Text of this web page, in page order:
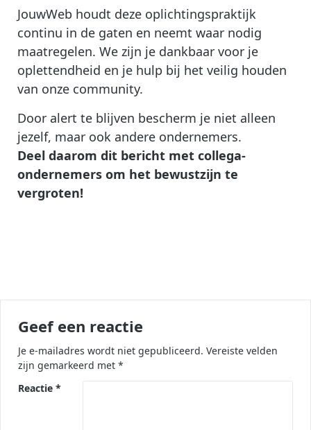
JouwWeb houdt deze oplichtingspraktijk
continu in de gaten en neemt waar nodig
maatregelen. We zijn je dankbaar voor je
oplettendheid en je hulp bij het veilig houden
van onze community.
Door alert te blijven bescherm je niet alleen
jezelf, maar ook andere ondernemers.
Deel daarom dit bericht met collega-
ondernemers om het bewustzijn te
vergroten!
Geef een reactie
Je e-mailadres wordt niet gepubliceerd. Vereiste velden
zijn gemarkeerd met *
Reactie *